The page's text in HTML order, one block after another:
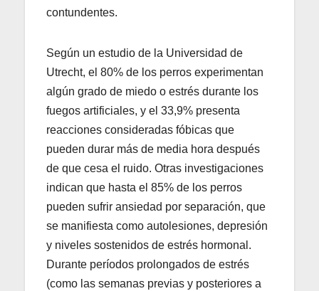
contundentes.
Según un estudio de la Universidad de
Utrecht, el 80% de los perros experimentan
algún grado de miedo o estrés durante los
fuegos artificiales, y el 33,9% presenta
reacciones consideradas fóbicas que
pueden durar más de media hora después
de que cesa el ruido. Otras investigaciones
indican que hasta el 85% de los perros
pueden sufrir ansiedad por separación, que
se manifiesta como autolesiones, depresión
y niveles sostenidos de estrés hormonal.
Durante períodos prolongados de estrés
(como las semanas previas y posteriores a